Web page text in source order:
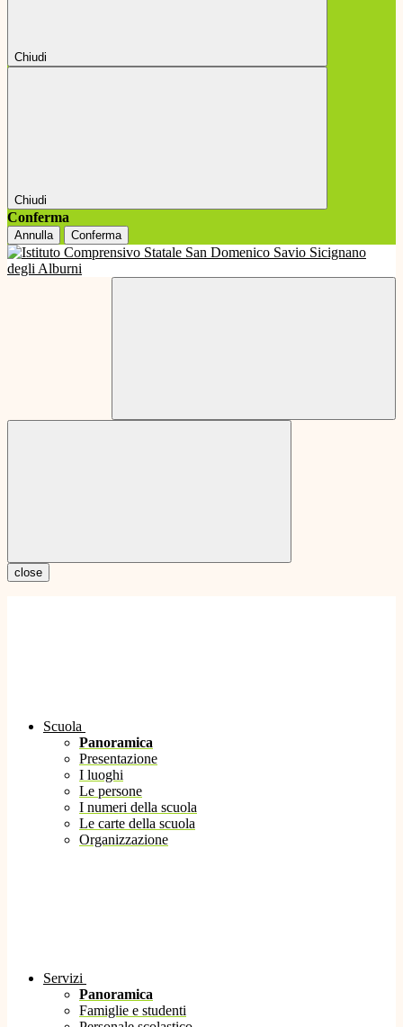
Chiudi
Chiudi
Conferma
Annulla Conferma
close
Scuola
Panoramica
Presentazione
I luoghi
Le persone
I numeri della scuola
Le carte della scuola
Organizzazione
Servizi
Panoramica
Famiglie e studenti